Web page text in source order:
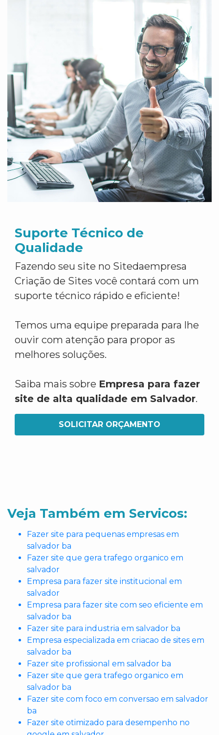
Suporte Técnico de
Qualidade
Fazendo seu site no Sitedaempresa
Criação de Sites você contará com um
suporte técnico rápido e eficiente!
Temos uma equipe preparada para lhe
ouvir com atenção para propor as
melhores soluções.
Saiba mais sobre Empresa para fazer
site de alta qualidade em Salvador.
SOLICITAR ORÇAMENTO
Veja Também em Servicos:
Fazer site para pequenas empresas em
salvador ba
Fazer site que gera trafego organico em
salvador
Empresa para fazer site institucional em
salvador
Empresa para fazer site com seo eficiente em
salvador ba
Fazer site para industria em salvador ba
Empresa especializada em criacao de sites em
salvador ba
Fazer site profissional em salvador ba
Fazer site que gera trafego organico em
salvador ba
Fazer site com foco em conversao em salvador
ba
Fazer site otimizado para desempenho no